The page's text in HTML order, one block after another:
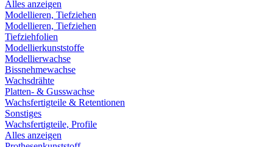
Alles anzeigen
Modellieren, Tiefziehen
Modellieren, Tiefziehen
Tiefziehfolien
Modellierkunststoffe
Modellierwachse
Bissnehmewachse
Wachsdrähte
Platten- & Gusswachse
Wachsfertigteile & Retentionen
Sonstiges
Wachsfertigteile, Profile
Alles anzeigen